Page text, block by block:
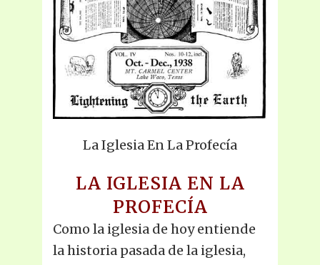
La Iglesia En La Profecía
LA IGLESIA EN LA
PROFECÍA
Como la iglesia de hoy entiende
la historia pasada de la iglesia,